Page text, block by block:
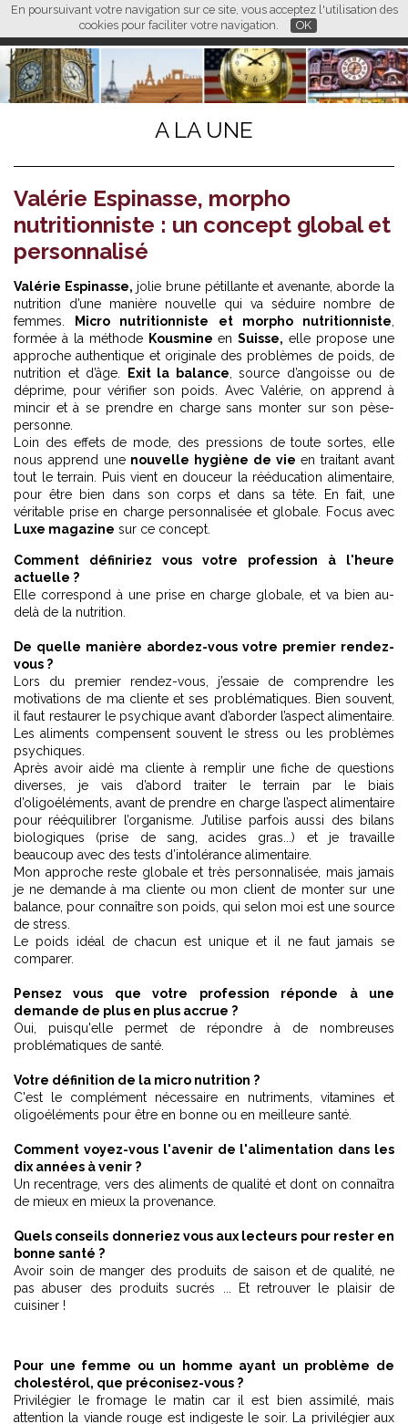
En poursuivant votre navigation sur ce site, vous acceptez l'utilisation des
cookies pour faciliter votre navigation.
OK
FR EN CN
L M
A LA UNE
Valérie Espinasse, morpho
nutritionniste : un concept global et
personnalisé
Valérie Espinasse, jolie brune pétillante et avenante, aborde la
nutrition d’une manière nouvelle qui va séduire nombre de
femmes.
Micro nutritionniste et morpho nutritionniste
formée à la méthode Kousmine enSuisse, elle propose une
approche authentique et originale des problèmes de poids, de
nutrition et d’âge.
Exit la balance , source d’angoisse ou de
déprime, pour vérifier son poids. Avec Valérie, on apprend à
mincir et à se prendre en charge sans monter sur son pèse-
personne.
Loin des effets de mode, des pressions de toute sortes, elle
nous apprend une nouvelle hygiène de vie en traitant avant
tout le terrain. Puis vient en douceur la rééducation alimentaire,
pour être bien dans son corps et dans sa tête. En fait, une
véritable prise en charge personnalisée et globale. Focus avec
Luxe magazine sur ce concept.
Comment définiriez vous votre profession à l'heure
actuelle ?
Elle correspond à une prise en charge globale, et va bien au-
delà de la nutrition.
De quelle manière abordez-vous votre premier rendez-
vous ?
Lors du premier rendez-vous, j’essaie de comprendre les
motivations de ma cliente et ses problématiques. Bien souvent,
il faut restaurer le psychique avant d’aborder l’aspect alimentaire.
Les aliments compensent souvent le stress ou les problèmes
psychiques.
Après avoir aidé ma cliente à remplir une fiche de questions
diverses, je vais d’abord traiter le terrain par le biais
d’oligoéléments, avant de prendre en charge l’aspect alimentaire
pour rééquilibrer l’organisme. J’utilise parfois aussi des bilans
biologiques (prise de sang, acides gras...) et je travaille
beaucoup avec des tests d’intolérance alimentaire.
Mon approche reste globale et très personnalisée, mais jamais
je ne demande à ma cliente ou mon client de monter sur une
balance, pour connaître son poids, qui selon moi est une source
de stress.
Le poids idéal de chacun est unique et il ne faut jamais se
comparer.
Pensez vous que votre profession réponde à une
demande de plus en plus accrue ?
Oui, puisqu'elle permet de répondre à de nombreuses
problématiques de santé.
Votre définition de la micro nutrition ?
C'est le complément nécessaire en nutriments, vitamines et
oligoéléments pour être en bonne ou en meilleure santé.
Comment voyez-vous l'avenir de l'alimentation dans les
dix années à venir ?
Un recentrage, vers des aliments de qualité et dont on connaîtra
de mieux en mieux la provenance.
Quels conseils donneriez vous aux lecteurs pour rester en
bonne santé ?
Avoir soin de manger des produits de saison et de qualité, ne
pas abuser des produits sucrés ... Et retrouver le plaisir de
cuisiner !
Pour une femme ou un homme ayant un problème de
cholestérol, que préconisez-vous ?
Privilégier le fromage le matin car il est bien assimilé, mais
attention la viande rouge est indigeste le soir. La privilégier aux